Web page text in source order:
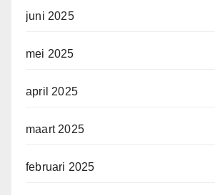
juni 2025
mei 2025
april 2025
maart 2025
februari 2025